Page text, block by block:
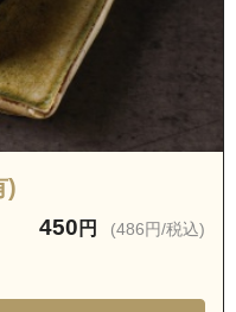
)
450 円 (486円/税込)